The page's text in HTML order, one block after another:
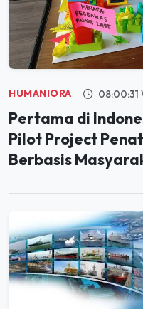
HUMANIORA 08:00:31
Pertama di
Pilot Project
Berbasis